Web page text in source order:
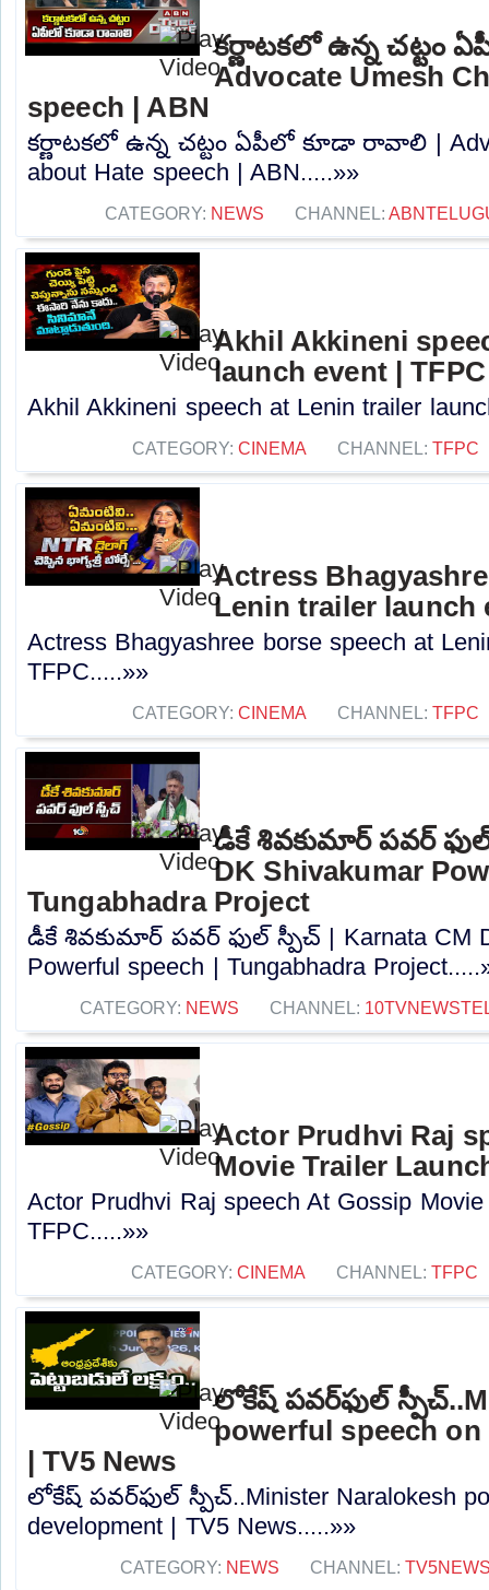
కర్ణాటకలో ఉన్న చట్టం
Advocate Umesh
speech | ABN
కర్ణాటకలో ఉన్న చట్టం ఏపీలో కూడా రావాలి |
about Hate speech | ABN.....»»
CATEGORY: NEWS CHANNEL:
Akhil Akkineni
launch event | TFPC
Akhil Akkineni speech at Lenin trailer
CATEGORY: CINEMA CHANNEL: TFPC
Actress
Lenin trailer launch
Actress Bhagyashree borse speech at
TFPC.....»»
CATEGORY: CINEMA CHANNEL: TFPC
డీకే శివకుమార్ పవర్
DK Shivakumar
Tungabhadra Project
డీకే శివకుమార్ పవర్ ఫుల్ స్పీచ్ | Karnata CM
Powerful speech | Tungabhadra
CATEGORY: NEWS CHANNEL:
Actor Prudhvi Raj
Movie Trailer
Actor Prudhvi Raj speech At Gossip
TFPC.....»»
CATEGORY: CINEMA CHANNEL: TFPC
లోకేష్ పవర్‌ఫుల్
powerful speech
| TV5 News
లోకేష్ పవర్‌ఫుల్ స్పీచ్..Minister Naralokesh
development | TV5 News.....»»
CATEGORY: NEWS CHANNEL: